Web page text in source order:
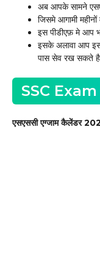
अब आपके सामने
जिसमे आगामी महीनों
इस पीडीएफ़ मे आप
इसके अलावा आप
पास सेव रख सकते
SSC
एसएससी एग्जाम कैलेंडर